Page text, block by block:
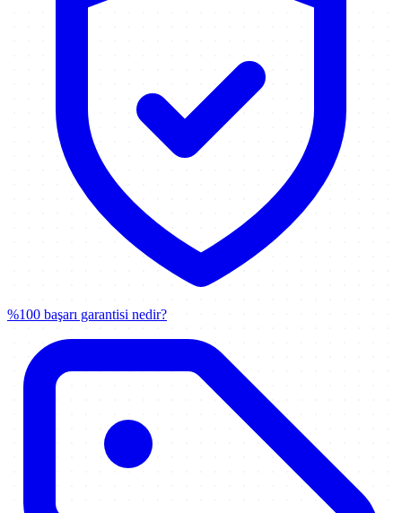
%100 başarı garantisi nedir?